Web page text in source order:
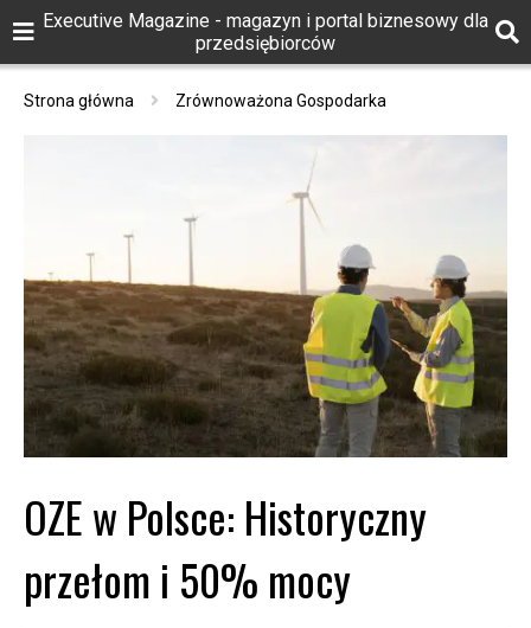
Executive Magazine - magazyn i portal biznesowy dla
przedsiębiorców
Strona główna Zrównoważona Gospodarka
OZE w Polsce: Historyczny
przełom i 50% mocy